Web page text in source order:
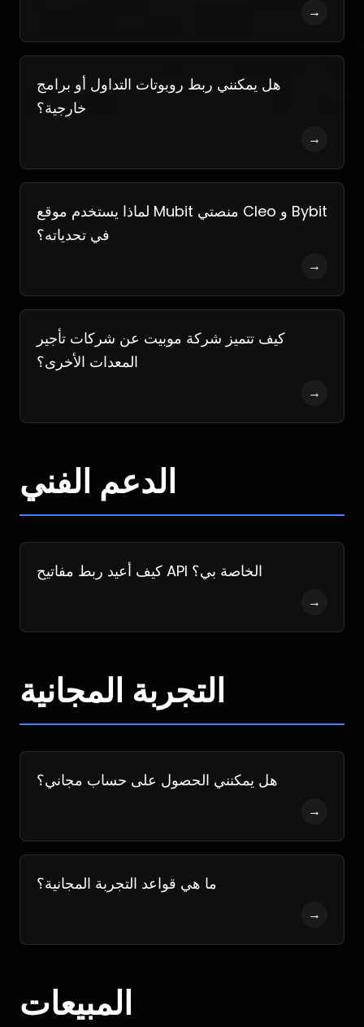
→
هل يمكنني ربط روبوتات التداول أو برامج
خارجية؟
→
لماذا يستخدم موقع Mubit منصتي Cleo و Bybit
في تحدياته؟
→
كيف تتميز شركة موبيت عن شركات تأجير
المعدات الأخرى؟
→
الدعم الفني
كيف أعيد ربط مفاتيح API الخاصة بي؟
→
التجربة المجانية
هل يمكنني الحصول على حساب مجاني؟
→
ما هي قواعد التجربة المجانية؟
→
المبيعات